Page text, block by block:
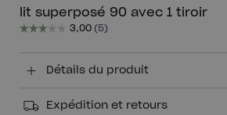
lit superposé 90 avec 1 tiroir
Détails du produit
Expédition et retours